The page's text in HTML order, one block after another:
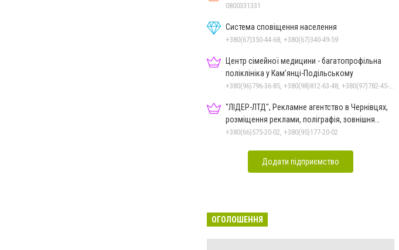
0800331331
Система сповіщення населення
+380(67)350-44-68, +380(67)340-49-59
Центр сімейної медицини - багатопрофільна
поліклініка у Кам’янці-Подільському
"ЛІДЕР-ЛТД", Рекламне агентство в Чернівцях,
розміщення реклами, поліграфія, зовнішня
реклама
+380(66)575-20-02, +380(95)177-20-02
Додати підприємство
ОГОЛОШЕННЯ